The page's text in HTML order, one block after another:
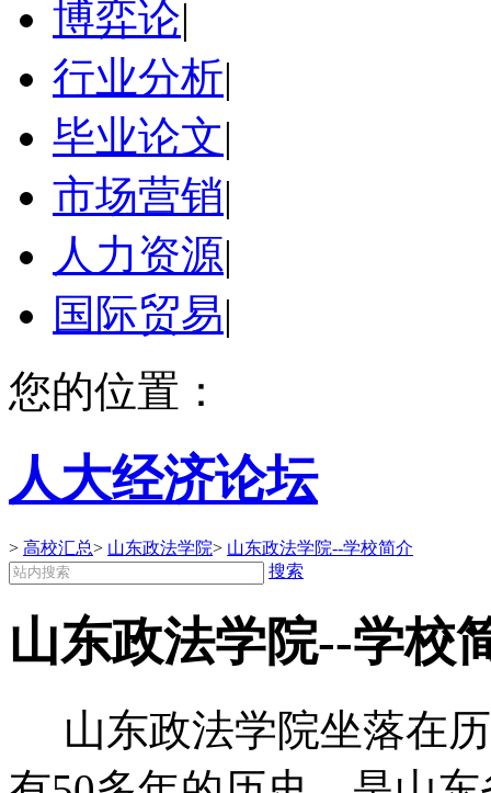
博弈论|
行业分析|
毕业论文|
市场营销|
人力资源|
国际贸易|
您的位置：
人大经济论坛
> 高校汇总> 山东政法学院> 山东政法学院--学校简介
搜索
山东政法学院--学校
山东政法学院坐落在